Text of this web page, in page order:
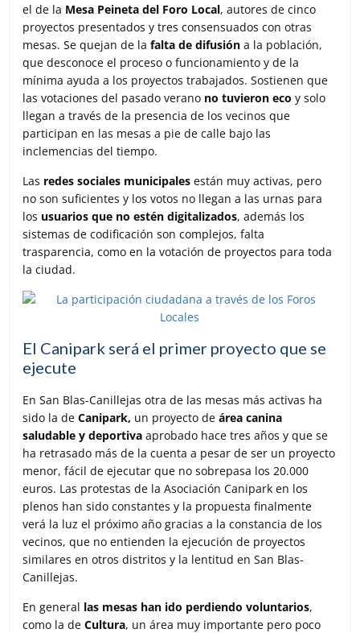
el de la Mesa Peineta del Foro Local, autores de cinco
proyectos presentados y tres consensuados con otras
mesas. Se quejan de lafalta de difusión a la población,
que desconoce el proceso o funcionamiento y de la
mínima ayuda a los proyectos trabajados. Sostienen que
las votaciones del pasado verano no tuvieron eco y solo
llegan a través de la presencia de los vecinos que
participan en las mesas a pie de calle bajo las
inclemencias del tiempo.
Las redes sociales municipales están muy activas, pero
no son suficientes y los votos no llegan a las urnas para
los usuarios que no estén digitalizados, además los
sistemas de codificación son complejos, falta
trasparencia, como en la votación de proyectos para toda
la ciudad.
El Canipark será el primer proyecto que se
ejecute
En San Blas-Canillejas otra de las mesas más activas ha
sido la deCanipark, un proyecto deárea canina
saludable y deportiva aprobado hace tres años y que se
ha retrasado más de la cuenta a pesar de ser un proyecto
menor, fácil de ejecutar que no sobrepasa los 20.000
euros. Las protestas de la Asociación Canipark en los
plenos han sido constantes y la propuesta finalmente
verá la luz el próximo año gracias a la constancia de los
vecinos, que no entienden la ejecución de proyectos
similares en otros distritos y la lentitud en San Blas-
Canillejas.
En general las mesas han ido perdiendo voluntarios,
como la deCultura, un área muy importante pero poco